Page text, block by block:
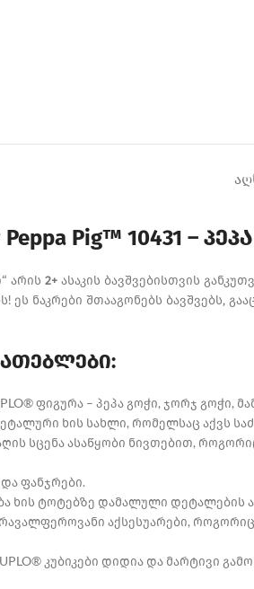
Peppa Pig™ 10431 –
არის 2+ ასაკის ბავშვებისთვის
ეს ნაკრები შთააგონებს ბავშვებს,
ფიგურა – პეპა გოჭი, ჯორჯ
ხის სახლი, რომელსაც აქვს
სცენა ასაწყობი ნივთებით,
ფანჯრები.
ხის ტოტებზე დამალული დეტალების
აქსესუარები,
კუბიკები დიდია და მარტივი